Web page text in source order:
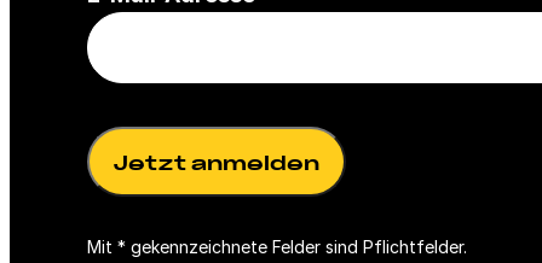
f
d
l
h
t
Mit * gekennzeichnete Felder sind Pflichtfelder.